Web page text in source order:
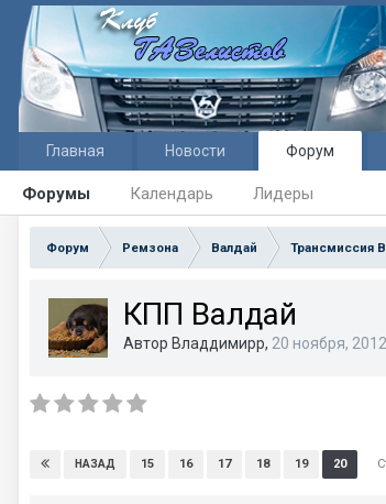
Главная Новости Форум
Форумы Календарь Лидеры
Форум Ремзона Валдай Трансмиссия
КПП Валдай
Автор Владдимирр, 20 ноября, 2012
НАЗАД 15 16 17 18 19 20